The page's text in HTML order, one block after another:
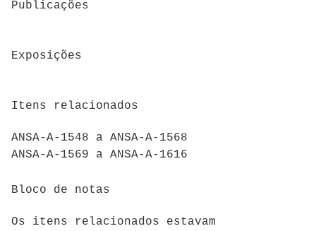
Publicações
Exposições
Itens relacionados
ANSA-A-1548 a ANSA-A-1568
ANSA-A-1569 a ANSA-A-1616
Bloco de notas
Os itens relacionados estavam